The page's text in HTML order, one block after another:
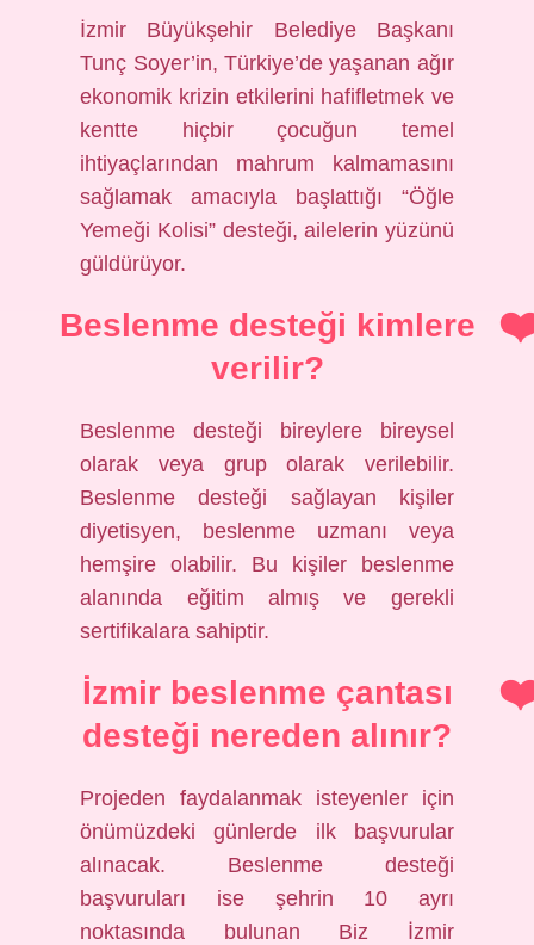
İzmir Büyükşehir Belediye Başkanı
Tunç Soyer’in, Türkiye’de yaşanan ağır
ekonomik krizin etkilerini hafifletmek ve
kentte hiçbir çocuğun temel
ihtiyaçlarından mahrum kalmamasını
sağlamak amacıyla başlattığı “Öğle
Yemeği Kolisi” desteği, ailelerin yüzünü
güldürüyor.
Beslenme desteği kimlere
verilir?
Beslenme desteği bireylere bireysel
olarak veya grup olarak verilebilir.
Beslenme desteği sağlayan kişiler
diyetisyen, beslenme uzmanı veya
hemşire olabilir. Bu kişiler beslenme
alanında eğitim almış ve gerekli
sertifikalara sahiptir.
İzmir beslenme çantası
desteği nereden alınır?
Projeden faydalanmak isteyenler için
önümüzdeki günlerde ilk başvurular
alınacak. Beslenme desteği
başvuruları ise şehrin 10 ayrı
noktasında bulunan Biz İzmir